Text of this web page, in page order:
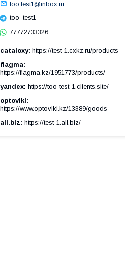
too.test1@inbox.ru
too_test1
77772733326
cataloxy https://test-1.cxkz.ru/products
flagma
https://flagma.kz/1951773/products/
yandex https://too-test-1.clients.site/
optoviki
https://www.optoviki.kz/13389/goods
all.biz https://test-1.all.biz/